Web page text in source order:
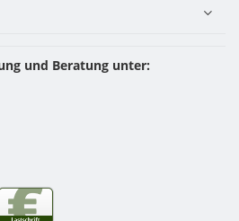
und Beratung unter: